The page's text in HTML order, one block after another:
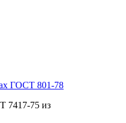
ГОСТ 801-78
7417-75 из